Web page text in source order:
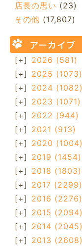
店長の思い (23)
その他 (17,807)
アーカイブ
[+] 2026 (581)
[+] 2025 (1073)
[+] 2024 (1082)
[+] 2023 (1071)
[+] 2022 (944)
[+] 2021 (913)
[+] 2020 (1004)
[+] 2019 (1454)
[+] 2018 (1803)
[+] 2017 (2299)
[+] 2016 (2276)
[+] 2015 (2094)
[+] 2014 (2045)
[+] 2013 (2608)